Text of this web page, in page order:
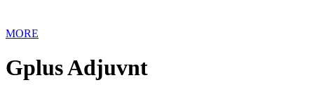
MORE
Gplus Adjuvnt